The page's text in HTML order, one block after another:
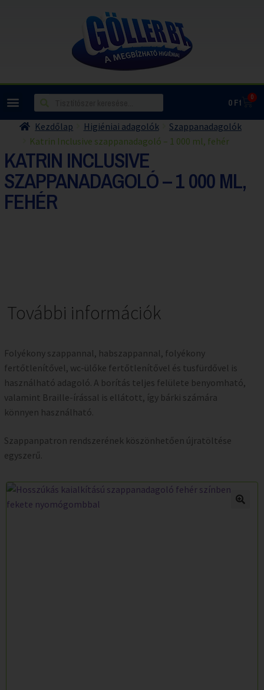
0Ft 0
Kezdőlap Higiéniai adagolók
Szappanadagolók
Katrin Inclusive szappanadagoló – 1 000 ml, fehér
KATRIN INCLUSIVE
SZAPPANADAGOLÓ – 1 000 ML,
FEHÉR
További információk
Folyékony szappannal, habszappannal, folyékony
fertőtlenítővel, wc-ülőke fertőtlenítővel és tusfürdővel is
használható adagoló. A borítás teljes felülete benyomható,
valamint Braille-írással is ellátott, így bárki számára
könnyen használható.
Szappanpatron rendszerének köszönhetően újratöltése
egyszerű.